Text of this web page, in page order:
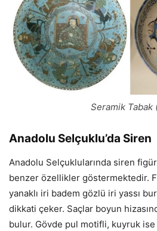
Seramik Tabak
Anadolu Selçuklu’da Siren
Anadolu Selçuklularında siren
benzer özellikler göstermektedir.
yanaklı iri badem gözlü iri yassı
dikkati çeker. Saçlar boyun
bulur. Gövde pul motifli, kuyruk